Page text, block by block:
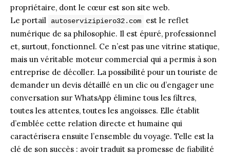
propriétaire, dont le cœur est son site web.
Le portail
autoservizipiero32.com
est le reflet
numérique de sa philosophie. Il est épuré, professionnel
et, surtout, fonctionnel. Ce n’est pas une vitrine statique,
mais un véritable moteur commercial qui a permis à son
entreprise de décoller. La possibilité pour un touriste de
demander un devis détaillé en un clic ou d’engager une
conversation sur WhatsApp élimine tous les filtres,
toutes les attentes, toutes les angoisses. Elle établit
d’emblée cette relation directe et humaine qui
caractérisera ensuite l’ensemble du voyage. Telle est la
clé de son succès : avoir traduit sa promesse de fiabilité